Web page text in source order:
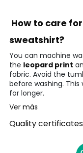
How to care
sweatshirt?
You can machine
the leopard print
fabric. Avoid the
before washing.
for longer.
Ver más
Quality certificates